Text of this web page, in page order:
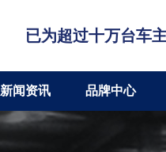
已为超过十万台车
新闻资讯 品牌中心